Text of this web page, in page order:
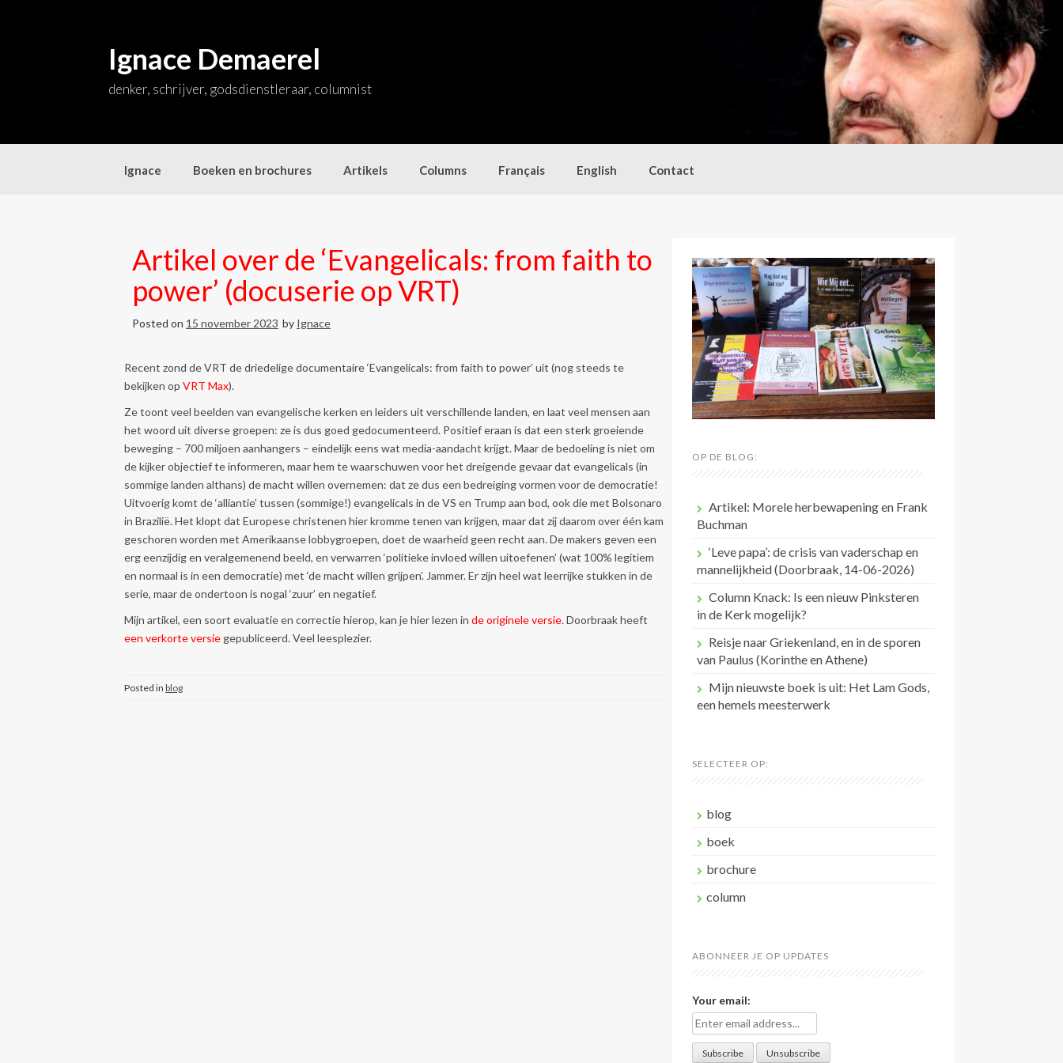
Ignace Demaerel
denker, schrijver, godsdienstleraar, columnist
Ignace Boeken en brochures Artikels Columns Français English Contact
Artikel over de ‘Evangelicals: from faith to
power’ (docuserie op VRT)
Posted on 15 november 2023 by Ignace
Recent zond de VRT de driedelige documentaire ‘Evangelicals: from faith to power’ uit (nog steeds te
bekijken op VRT Max).
Ze toont veel beelden van evangelische kerken en leiders uit verschillende landen, en laat veel mensen aan
het woord uit diverse groepen: ze is dus goed gedocumenteerd. Positief eraan is dat een sterk groeiende
beweging – 700 miljoen aanhangers – eindelijk eens wat media-aandacht krijgt. Maar de bedoeling is niet om
de kijker objectief te informeren, maar hem te waarschuwen voor het dreigende gevaar dat evangelicals (in
sommige landen althans) de macht willen overnemen: dat ze dus een bedreiging vormen voor de democratie!
Uitvoerig komt de ‘alliantie’ tussen (sommige!) evangelicals in de VS en Trump aan bod, ook die met Bolsonaro
in Brazilië. Het klopt dat Europese christenen hier kromme tenen van krijgen, maar dat zij daarom over één kam
geschoren worden met Amerikaanse lobbygroepen, doet de waarheid geen recht aan. De makers geven een
erg eenzijdig en veralgemenend beeld, en verwarren ‘politieke invloed willen uitoefenen’ (wat 100% legitiem
en normaal is in een democratie) met ‘de macht willen grijpen’. Jammer. Er zijn heel wat leerrijke stukken in de
serie, maar de ondertoon is nogal ‘zuur’ en negatief.
Mijn artikel, een soort evaluatie en correctie hierop, kan je hier lezen in de originele versie. Doorbraak heeft
een verkorte versie gepubliceerd. Veel leesplezier.
Posted in blog
OP DE BLOG:
Artikel: Morele herbewapening en Frank
Buchman
‘Leve papa’: de crisis van vaderschap en
mannelijkheid (Doorbraak, 14-06-2026)
Column Knack: Is een nieuw Pinksteren
in de Kerk mogelijk?
Reisje naar Griekenland, en in de sporen
van Paulus (Korinthe en Athene)
Mijn nieuwste boek is uit: Het Lam Gods,
een hemels meesterwerk
SELECTEER OP:
blog
boek
brochure
column
ABONNEER JE OP UPDATES
Your email: